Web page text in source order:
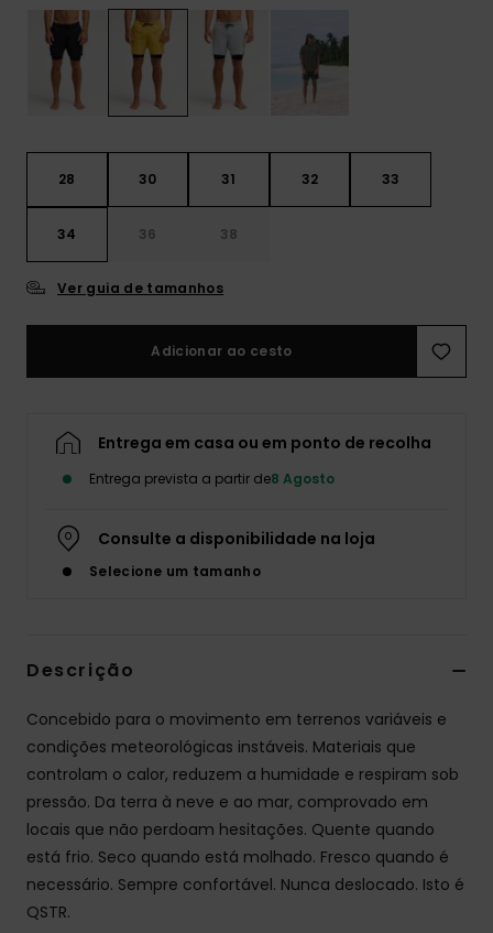
28 30 31 32 33
34 36 38
Ver guia de tamanhos
Adicionar ao cesto
Entrega em casa ou em ponto de recolha
Entrega prevista a partir de8 Agosto
Consulte a disponibilidade na loja
Selecione um tamanho
Descrição
Concebido para o movimento em terrenos variáveis e
condições meteorológicas instáveis. Materiais que
controlam o calor, reduzem a humidade e respiram sob
pressão. Da terra à neve e ao mar, comprovado em
locais que não perdoam hesitações. Quente quando
está frio. Seco quando está molhado. Fresco quando é
necessário. Sempre confortável. Nunca deslocado. Isto é
QSTR.